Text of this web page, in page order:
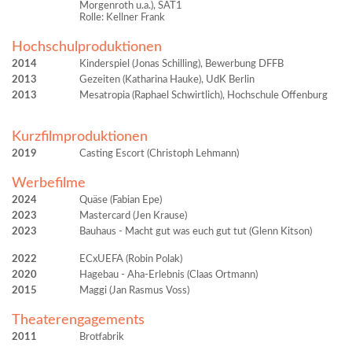
Morgenroth u.a.), SAT1
Rolle: Kellner Frank
Hochschulproduktionen
2014
Kinderspiel (Jonas Schilling), Bewerbung DFFB
2013
Gezeiten (Katharina Hauke), UdK Berlin
2013
Mesatropia (Raphael Schwirtlich), Hochschule Offenburg
Kurzfilmproduktionen
2019 Casting Escort (Christoph Lehmann)
Werbefilme
2024
Quäse (Fabian Epe)
2023
Mastercard (Jen Krause)
2023
Bauhaus - Macht gut was euch gut tut (Glenn Kitson)
2022
ECxUEFA (Robin Polak)
2020
Hagebau - Aha-Erlebnis (Claas Ortmann)
2015
Maggi (Jan Rasmus Voss)
Theaterengagements
2011 Brotfabrik